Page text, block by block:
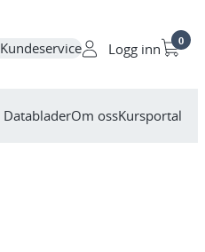
Kundeservice Logg inn 0
DatabladerOm ossKursportal